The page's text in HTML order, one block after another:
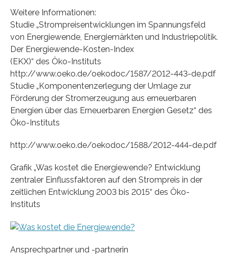
Weitere Informationen:
Studie „Strompreisentwicklungen im Spannungsfeld
von Energiewende, Energiemärkten und Industriepolitik.
Der Energiewende-Kosten-Index
(EKX)“ des Öko-Instituts
http://www.oeko.de/oekodoc/1587/2012-443-de.pdf
Studie „Komponentenzerlegung der Umlage zur
Förderung der Stromerzeugung aus erneuerbaren
Energien über das Erneuerbaren Energien Gesetz“ des
Öko-Instituts
http://www.oeko.de/oekodoc/1588/2012-444-de.pdf
Grafik „Was kostet die Energiewende? Entwicklung
zentraler Einflussfaktoren auf den Strompreis in der
zeitlichen Entwicklung 2003 bis 2015“ des Öko-
Instituts
Ansprechpartner und -partnerin